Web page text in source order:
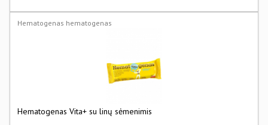
Hematogenas hematogenas
Hematogenas Vita+ su linų sėmenimis